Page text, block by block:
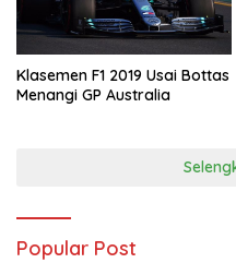
Klasemen F1 2019 Usai Bottas
Menangi GP Australia
Popular Post